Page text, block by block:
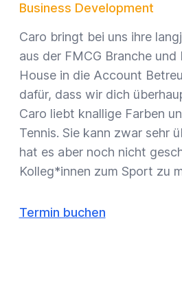
Business Development
Caro bringt bei uns ihre
aus der FMCG Branche
House in die Account
dafür, dass wir dich
Caro liebt knallige Farben
Tennis. Sie kann zwar sehr
hat es aber noch nicht
Kolleg*innen zum Sport zu
Termin buchen